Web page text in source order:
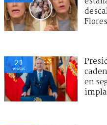
21
visitas
en